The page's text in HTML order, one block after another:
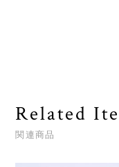
Related
関連商品